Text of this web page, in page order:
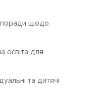
поради щодо
освіта для
та дитячі